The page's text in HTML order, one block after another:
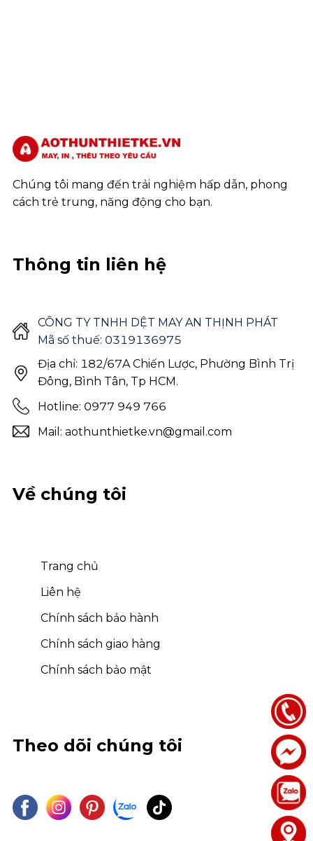
Theo dõi chúng tôi
Chúng tôi mang đến trải nghiệm hấp dẫn, phong
cách trẻ trung, năng động cho bạn.
Về chúng tôi
Trang chủ
Liên hệ
Chính sách bảo hành
Chính sách giao hàng
Chính sách bảo mật
Thông tin liên hệ
Hotline: 0977 949 766
Mail: aothunthietke.vn@gmail.com
Địa chỉ: 182/67A Chiến Lược, Phường Bình Trị
Đông, Bình Tân, Tp HCM.
CÔNG TY TNHH DỆT MAY AN THỊNH PHÁT
Mã số thuế: 0319136975